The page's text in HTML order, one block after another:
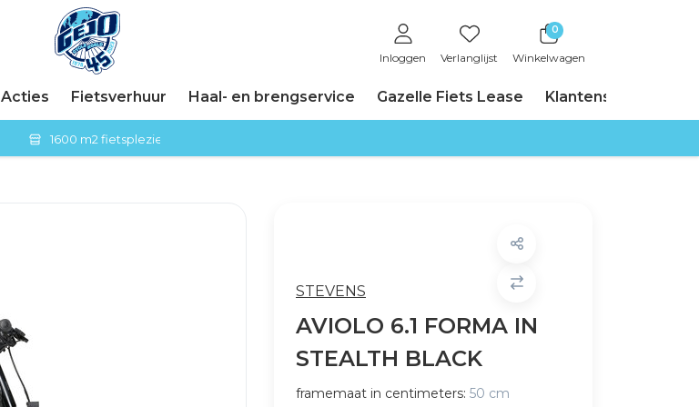
Inloggen Verlanglijst
0
Winkelwagen
Acties Fietsverhuur Haal- en brengservice Gazelle Fiets Lease Klantenservice
1600 m2 fietsplezier in Tiel
STEVENS
AVIOLO 6.1 FORMA IN
STEALTH BLACK
framemaat in centimeters: 50 cm